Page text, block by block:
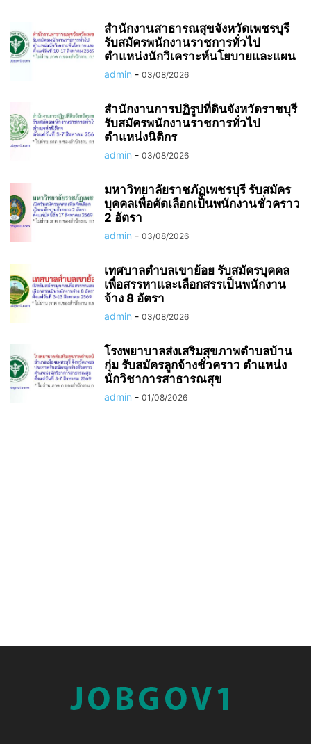
สำนักงานสาธารณสุขจังหวัดเพชรบุรี
รับสมัครพนักงานราชการทั่วไป
ตำแหน่งนักวิเคราะห์นโยบายและแผน
admin - 03/08/2026
สำนักงานการปฏิรูปที่ดินจังหวัดราชบุรี
รับสมัครพนักงานราชการทั่วไป
ตำแหน่งนิติกร
admin - 03/08/2026
มหาวิทยาลัยราชภัฏเพชรบุรี รับสมัคร
บุคคลเพื่อคัดเลือกเป็นพนักงานชั่วคราว
2 อัตรา
admin - 03/08/2026
เทศบาลตำบลเขาย้อย รับสมัครบุคคล
เพื่อสรรหาและเลือกสรรเป็นพนักงาน
จ้าง 8 อัตรา
admin - 03/08/2026
โรงพยาบาลส่งเสริมสุขภาพตำบลบ้าน
กุ่ม รับสมัครลูกจ้างชั่วคราว ตำแหน่ง
นักวิชาการสาธารณสุข
admin - 01/08/2026